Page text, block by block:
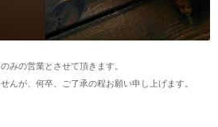
みの営業とさせて頂きます。
んが、何卒、ご了承の程お願い申し上げます。